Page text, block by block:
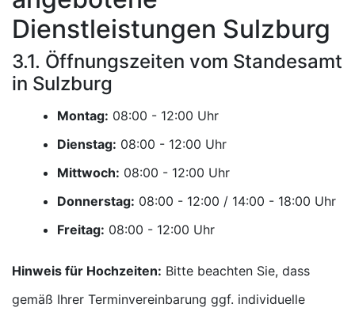
Dienstleistungen Sulzburg
3.1. Öffnungszeiten vom Standesamt
in Sulzburg
Montag:
Uhr
Dienstag:
Uhr
Mittwoch:
Uhr
Donnerstag:
Uhr
Freitag:
Uhr
Hinweis für Hochzeiten: Bitte beachten Sie, dass
gemäß Ihrer Terminvereinbarung ggf. individuelle